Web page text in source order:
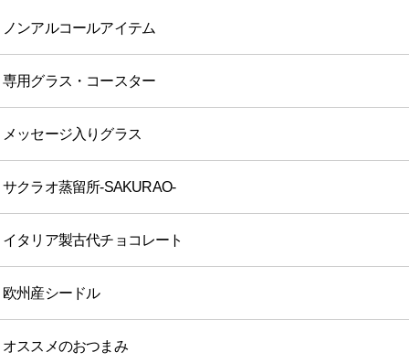
ノンアルコールアイテム
専用グラス・コースター
メッセージ入りグラス
サクラオ蒸留所-SAKURAO-
イタリア製古代チョコレート
欧州産シードル
オススメのおつまみ